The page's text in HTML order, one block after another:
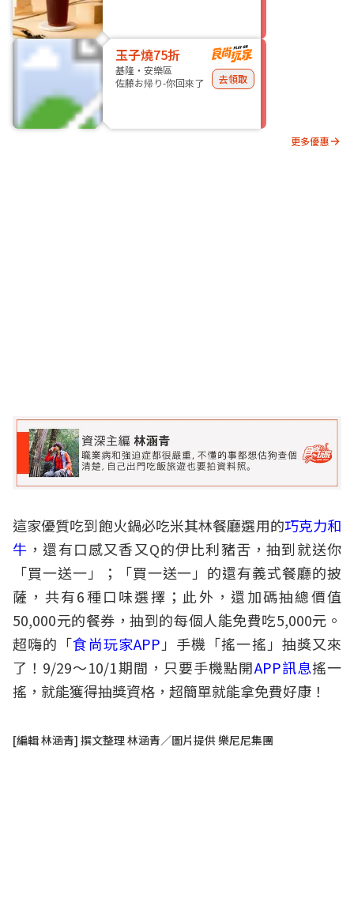
玉子燒75折
基隆・安樂區
佐藤お帰り-你回來了
去領取
更多優惠
這家優質吃到飽火鍋必吃米其林餐廳選用的巧克力和
牛 ，還有口感又香又Q的伊比利豬舌，抽到就送你
「買一送一」；「買一送一」的還有義式餐廳的披
薩，共有6種口味選擇；此外，還加碼抽總價值
50,000元的餐券，抽到的每個人能免費吃5,000元。
超嗨的「食尚玩家APP 」手機「搖一搖」抽獎又來
了！9/29～10/1期間，只要手機點開APP訊息搖一
搖，就能獲得抽獎資格，超簡單就能拿免費好康！
[編輯 林涵青] 撰文整理 林涵青／圖片提供 樂尼尼集團